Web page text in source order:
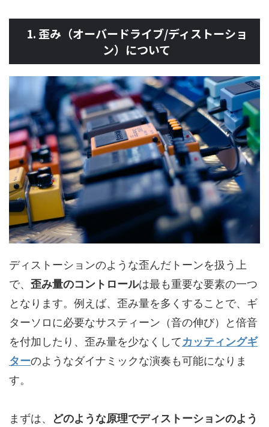
1. 歪み（オーバードライブ/ディストーショ
ン）について
ディストーションのような歪んだトーンを扱う上
で、 歪み量のコントロールは最も重要な要素の一つ
となります。例えば、歪み量を多くすることで、ギ
ターソロに必要なサスティーン（音の伸び）と倍音
を付加したり、歪み量を少なくしてカッティングギ
ターのようなダイナミックな演奏も可能になりま
す。
まずは、
どのような原理でディストーションのよう